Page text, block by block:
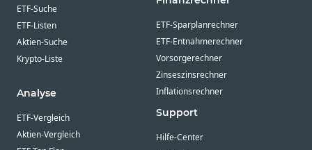
ETF-Suche
ETF-Listen
Aktien-Suche
Krypto-Liste
Analyse
ETF-Vergleich
Aktien-Vergleich
ETF-Sparplanrechner
ETF-Entnahmerechner
Vorsorgerechner
Zinseszinsrechner
Inflationsrechner
Support
Hilfe-Center